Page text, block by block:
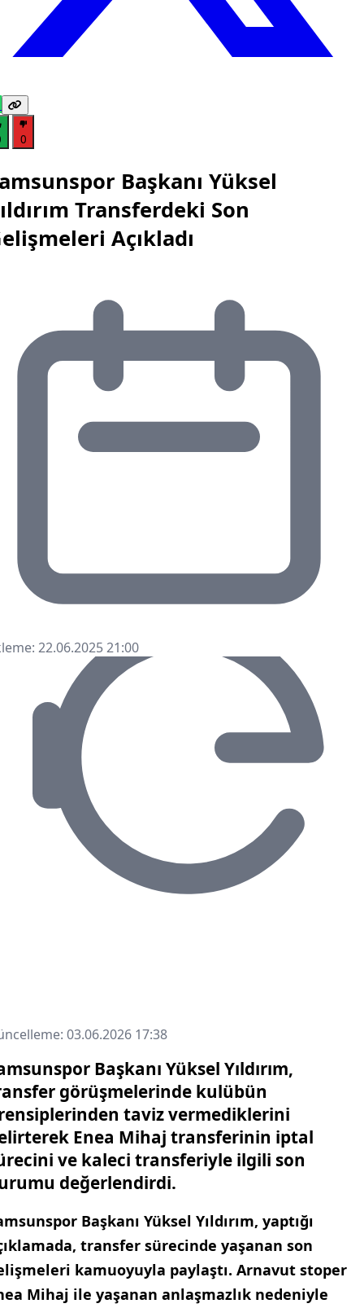
0
Başkanı Yüksel
Transferdeki Son
Açıkladı
22.06.2025 21:00
03.06.2026 17:38
Başkanı Yüksel Yıldırım,
görüşmelerinde kulübün
taviz vermediklerini
Enea Mihaj transferinin iptal
ve kaleci transferiyle ilgili son
değerlendirdi.
Başkanı Yüksel Yıldırım, yaptığı
transfer sürecinde yaşanan son
kamuoyuyla paylaştı. Arnavut stoper
Mihaj ile yaşanan anlaşmazlık nedeniyle